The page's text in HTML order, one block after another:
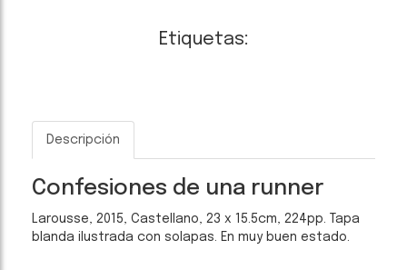
Etiquetas:
Descripción
Confesiones de una runner
Larousse, 2015, Castellano, 23 x 15.5cm, 224pp. Tapa
blanda ilustrada con solapas. En muy buen estado.